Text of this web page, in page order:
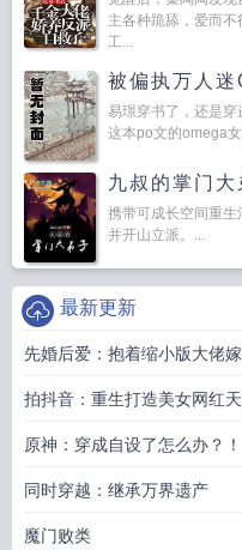
主各种跪舔，爱而
工...
被偏执万人迷
易璟穿书了，还是穿
这本po文的omega
九叔的掌门大
携带可成长空间重生
并开山立派。...
最新更新
先婚后爱：抱着缩小版大佬
拍抖音：重生打造美女网红
原神：穿成自设了怎么办？！
同时穿越：继承万界遗产
魔门败类